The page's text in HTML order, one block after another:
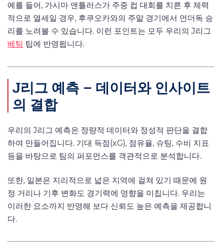
예를 들어, 가시마 앤틀러스가 주중 컵 대회를 치른 후 체력
적으로 열세일 경우, 후쿠오카와의 주말 경기에서 언더독 승
리를 노려볼 수 있습니다. 이런 포인트는 모두 우리의 J리그
베팅 팁에 반영됩니다.
J리그 예측 – 데이터와 인사이트
의 결합
우리의 J리그 예측은 정량적 데이터와 정성적 판단을 결합
하여 만들어집니다. 기대 득점(xG), 점유율, 슈팅, 수비 지표
등을 바탕으로 팀의 퍼포먼스를 객관적으로 분석합니다.
또한, 일본은 지리적으로 넓은 지역에 걸쳐 있기 때문에 원
정 거리나 기후 변화도 경기력에 영향을 미칩니다. 우리는
이러한 요소까지 반영해 보다 신뢰도 높은 예측을 제공합니
다.